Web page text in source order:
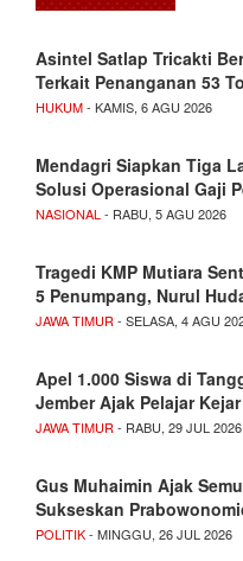
Asintel Satlap Tricakti
Terkait Penanganan 53
HUKUM- KAMIS, 6 AGU 2026
Mendagri Siapkan Tiga
Solusi Operasional Gaji
NASIONAL - RABU, 5 AGU 2026
Tragedi KMP Mutiara
5 Penumpang, Nurul
JAWA TIMUR - SELASA, 4 AGU
Apel 1.000 Siswa di
Jember Ajak Pelajar
JAWA TIMUR - RABU, 29 JUL 2026
Gus Muhaimin Ajak
Sukseskan
POLITIK- MINGGU, 26 JUL 2026